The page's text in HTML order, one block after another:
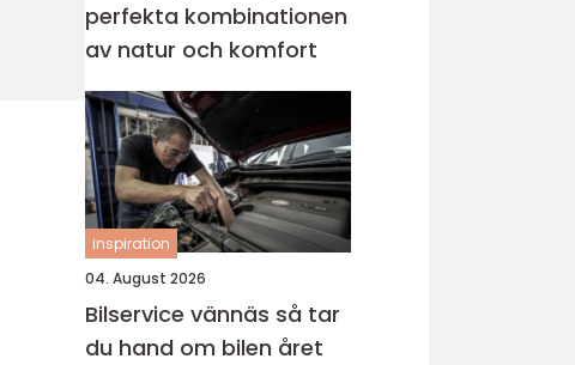
perfekta kombinationen
av natur och komfort
inspiration
04. August 2026
Bilservice vännäs så tar
du hand om bilen året